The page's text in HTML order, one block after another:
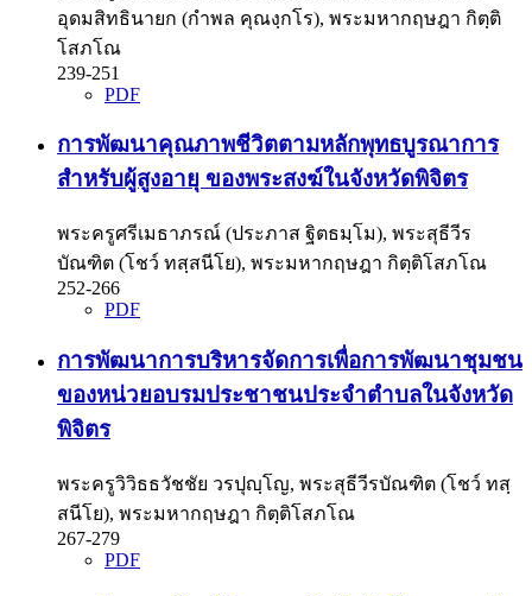
อุดมสิทธินายก (กำพล คุณงฺกโร), พระมหากฤษฎา กิตฺติ
โสภโณ
239-251
PDF
การพัฒนาคุณภาพชีวิตตามหลักพุทธบูรณาการ
สำหรับผู้สูงอายุ ของพระสงฆ์ในจังหวัดพิจิตร
พระครูศรีเมธาภรณ์ (ประภาส ฐิตธมฺโม), พระสุธีวีร
บัณฑิต (โชว์ ทสฺสนีโย), พระมหากฤษฎา กิตฺติโสภโณ
252-266
PDF
การพัฒนาการบริหารจัดการเพื่อการพัฒนาชุมชน
ของหน่วยอบรมประชาชนประจำตำบลในจังหวัด
พิจิตร
พระครูวิวิธธวัชชัย วรปุญฺโญ, พระสุธีวีรบัณฑิต (โชว์ ทสฺ
สนีโย), พระมหากฤษฎา กิตฺติโสภโณ
267-279
PDF